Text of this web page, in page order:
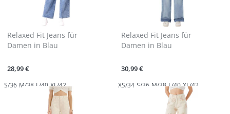
Relaxed Fit Jeans für
Damen in Blau
28,99 €
S/36 M/38 L/40 XL/42
Relaxed Fit Jeans für
Damen in Blau
30,99 €
XS/34 S/36 M/38 L/40 XL/42